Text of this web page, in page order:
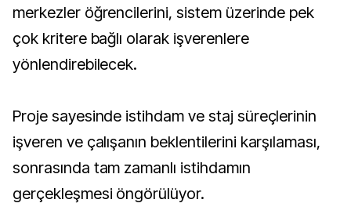
merkezler öğrencilerini, sistem üzerinde pek
çok kritere bağlı olarak işverenlere
yönlendirebilecek.
Proje sayesinde istihdam ve staj süreçlerinin
işveren ve çalışanın beklentilerini karşılaması,
sonrasında tam zamanlı istihdamın
gerçekleşmesi öngörülüyor.